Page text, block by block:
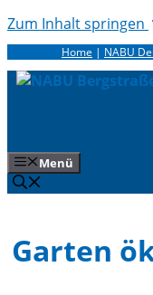
Zum Inhalt springen
Zum
Inhalt
springen
Home | NABU
Menü
Garten